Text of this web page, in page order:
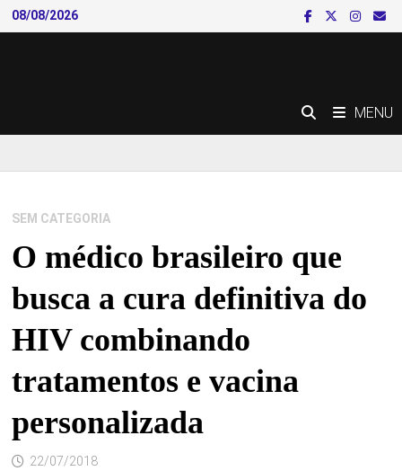
Skip
to
08/08/2026
MENU
SEM CATEGORIA
O médico brasileiro que
busca a cura definitiva do
HIV combinando
tratamentos e vacina
personalizada
22/07/2018